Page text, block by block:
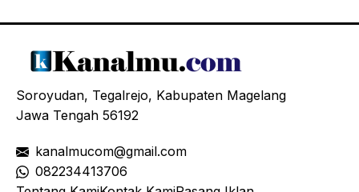
Soroyudan, Tegalrejo, Kabupaten Magelang
Jawa Tengah 56192
kanalmucom@gmail.com
082234413706